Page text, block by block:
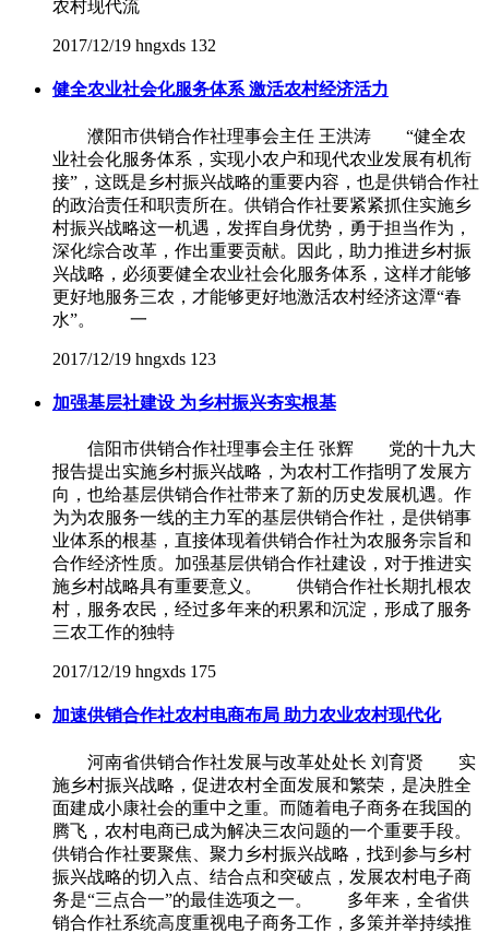
农村现代流
2017/12/19 hngxds 132
健全农业社会化服务体系 激活农村经济活力
濮阳市供销合作社理事会主任 王洪涛 “健全农
业社会化服务体系，实现小农户和现代农业发展有机衔
接”，这既是乡村振兴战略的重要内容，也是供销合作社
的政治责任和职责所在。供销合作社要紧紧抓住实施乡
村振兴战略这一机遇，发挥自身优势，勇于担当作为，
深化综合改革，作出重要贡献。因此，助力推进乡村振
兴战略，必须要健全农业社会化服务体系，这样才能够
更好地服务三农，才能够更好地激活农村经济这潭“春
水”。 一
2017/12/19 hngxds 123
加强基层社建设 为乡村振兴夯实根基
信阳市供销合作社理事会主任 张辉 党的十九大
报告提出实施乡村振兴战略，为农村工作指明了发展方
向，也给基层供销合作社带来了新的历史发展机遇。作
为为农服务一线的主力军的基层供销合作社，是供销事
业体系的根基，直接体现着供销合作社为农服务宗旨和
合作经济性质。加强基层供销合作社建设，对于推进实
施乡村战略具有重要意义。 供销合作社长期扎根农
村，服务农民，经过多年来的积累和沉淀，形成了服务
三农工作的独特
2017/12/19 hngxds 175
加速供销合作社农村电商布局 助力农业农村现代化
河南省供销合作社发展与改革处处长 刘育贤 实
施乡村振兴战略，促进农村全面发展和繁荣，是决胜全
面建成小康社会的重中之重。而随着电子商务在我国的
腾飞，农村电商已成为解决三农问题的一个重要手段。
供销合作社要聚焦、聚力乡村振兴战略，找到参与乡村
振兴战略的切入点、结合点和突破点，发展农村电子商
务是“三点合一”的最佳选项之一。 多年来，全省供
销合作社系统高度重视电子商务工作，多策并举持续推